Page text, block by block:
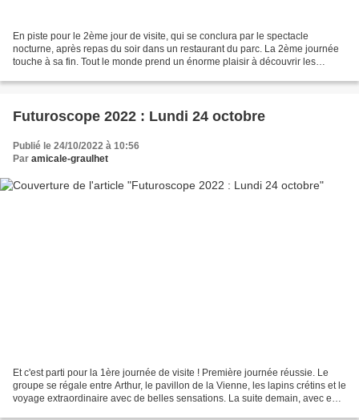
En piste pour le 2ème jour de visite, qui se conclura par le spectacle
nocturne, après repas du soir dans un restaurant du parc. La 2ème journée
touche à sa fin. Tout le monde prend un énorme plaisir à découvrir les
Futuroscope 2022 : Lundi 24 octobre
Publié le 24/10/2022 à 10:56
Par amicale-graulhet
Et c'est parti pour la 1ère journée de visite ! Première journée réussie. Le
groupe se régale entre Arthur, le pavillon de la Vienne, les lapins crétins et le
voyage extraordinaire avec de belles sensations. La suite demain, avec en